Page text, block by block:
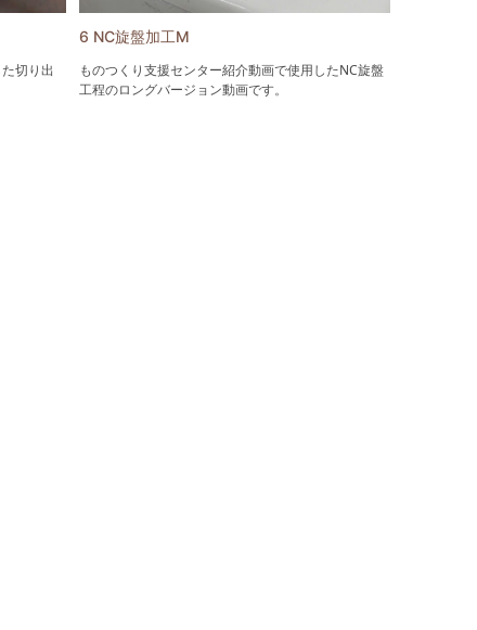
切り出
6 NC旋盤加工M
ものつくり支援センター紹介動画で使用したNC旋盤
工程のロングバージョン動画です。